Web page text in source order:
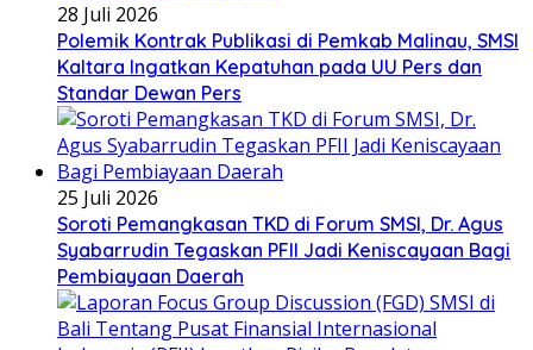
28 Juli 2026
Polemik Kontrak Publikasi di Pemkab Malinau, SMSI
Kaltara Ingatkan Kepatuhan pada UU Pers dan
Standar Dewan Pers
25 Juli 2026
Soroti Pemangkasan TKD di Forum SMSI, Dr. Agus
Syabarrudin Tegaskan PFII Jadi Keniscayaan Bagi
Pembiayaan Daerah